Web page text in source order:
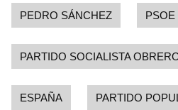
PEDRO SÁNCHEZ PSOE
PARTIDO SOCIALISTA
ESPAÑA PARTIDO